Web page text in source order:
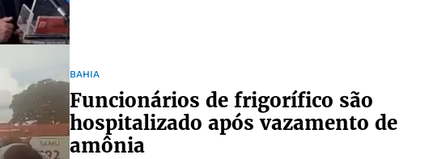
BAHIA
Funcionários de frigorífico são
hospitalizado após vazamento de
amônia